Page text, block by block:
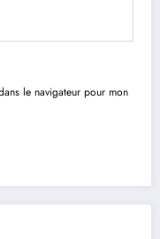
le navigateur pour mon